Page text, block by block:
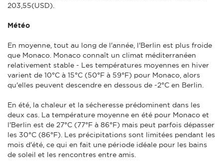
203,55(USD).
Météo
En moyenne, tout au long de l'année, l'Berlin est plus froide
que Monaco. Monaco connaît un climat méditerranéen
relativement stable - Les températures moyennes en hiver
varient de 10°C à 15°C (50°F à 59°F) pour Monaco, alors
qu'elles peuvent descendre en dessous de -2°C en Berlin.
En été, la chaleur et la sécheresse prédominent dans les
deux cas. La température moyenne en été pour Monaco et
l'Berlin est de 27°C (77°F à 86°F) mais peut parfois dépasser
les 30°C (86°F). Les précipitations sont limitées pendant les
mois d'été, ce qui en fait une période idéale pour les bains
de soleil et les rencontres entre amis.